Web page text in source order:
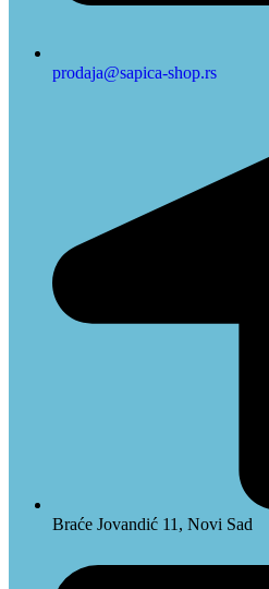
prodaja@sapica-shop.rs
Braće Jovandić 11, Novi Sad